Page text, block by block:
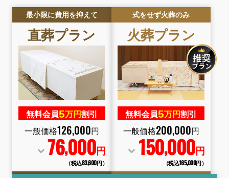
最小限に費用を抑えて
直葬プラン
無料会員5万円割引
一般価格126,000円
76,000円
（税込83,600円）
式をせず火葬のみ
火葬プラン
無料会員5万円割引
一般価格200,000円
150,000円
（税込165,000円）